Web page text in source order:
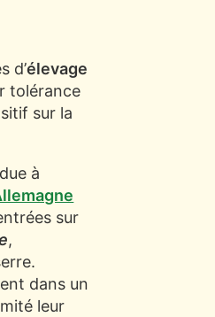
d’élevage
tolérance
sur la
à
sur
,
dans un
leur